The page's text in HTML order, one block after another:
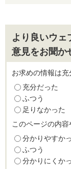
より良いウェ
意見をお聞か
お求めの情報は
充分だった
ふつう
足りなかった
このページの内
分かりやすか
ふつう
分かりにくか